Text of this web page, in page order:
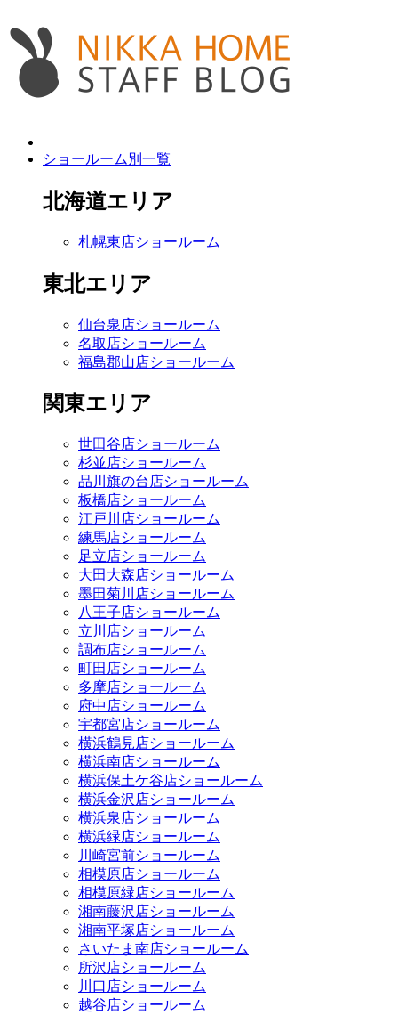
ショールーム別一覧
北海道エリア
札幌東店ショールーム
東北エリア
仙台泉店ショールーム
名取店ショールーム
福島郡山店ショールーム
関東エリア
世田谷店ショールーム
杉並店ショールーム
品川旗の台店ショールーム
板橋店ショールーム
江戸川店ショールーム
練馬店ショールーム
足立店ショールーム
大田大森店ショールーム
墨田菊川店ショールーム
八王子店ショールーム
立川店ショールーム
調布店ショールーム
町田店ショールーム
多摩店ショールーム
府中店ショールーム
宇都宮店ショールーム
横浜鶴見店ショールーム
横浜南店ショールーム
横浜保土ケ谷店ショールーム
横浜金沢店ショールーム
横浜泉店ショールーム
横浜緑店ショールーム
川崎宮前ショールーム
相模原店ショールーム
相模原緑店ショールーム
湘南藤沢店ショールーム
湘南平塚店ショールーム
さいたま南店ショールーム
所沢店ショールーム
川口店ショールーム
越谷店ショールーム